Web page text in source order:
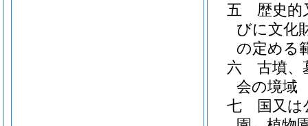
五
歴史的
びに文化
の定める
六
古墳、
会の境域
七
国又